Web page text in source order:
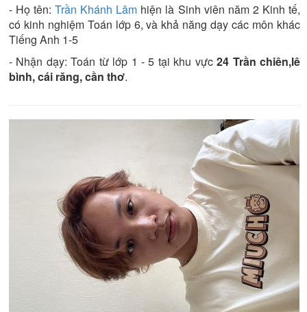
- Họ tên:Trần Khánh Lâm hiện là Sinh viên năm 2 Kinh tế,
có kinh nghiệm Toán lớp 6, và khả năng dạy các môn khác
Tiếng Anh 1-5
- Nhận dạy:Toán từ lớp 1 - 5 tại khu vực24 Trần chiên,lê
bình, cái răng, cần thơ.